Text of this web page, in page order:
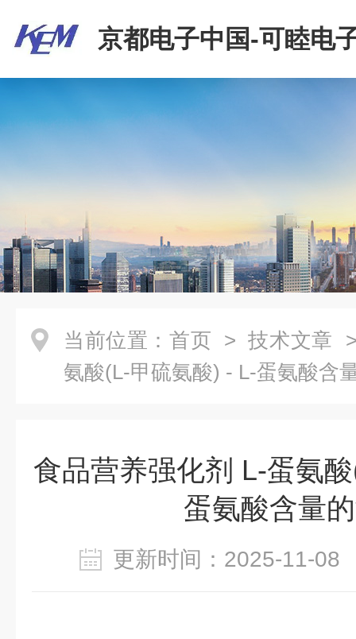
京都电子中国-可睦电
商贸有限公司
当前位置： 首页 > 技术文章
氨酸(L-甲硫氨酸) - L-蛋氨酸含
食品营养强化剂 L-蛋氨
蛋氨酸含量
更新时间：2025-11-